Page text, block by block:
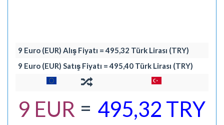
9 Euro (EUR) Alış Fiyatı = 495,32 Türk Lirası (TRY)
9 Euro (EUR) Satış Fiyatı = 495,40 Türk Lirası (TRY)
9 EUR = 495,32 TRY